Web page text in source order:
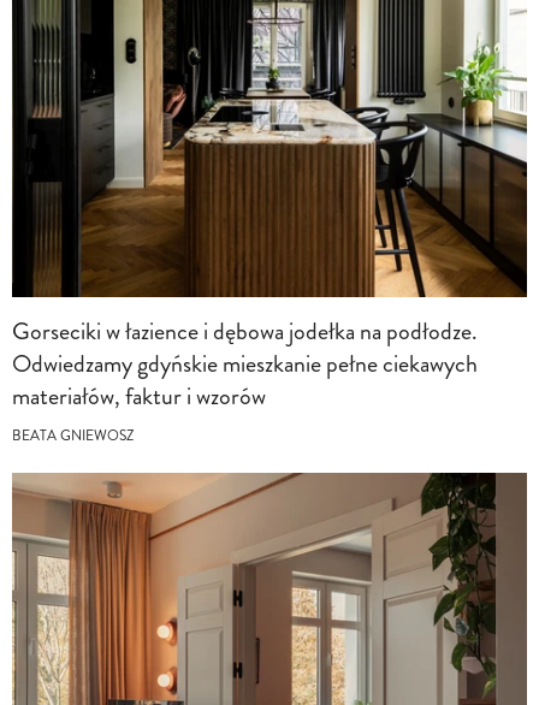
Gorseciki w łazience i dębowa jodełka na podłodze.
Odwiedzamy gdyńskie mieszkanie pełne ciekawych
materiałów, faktur i wzorów
BEATA GNIEWOSZ